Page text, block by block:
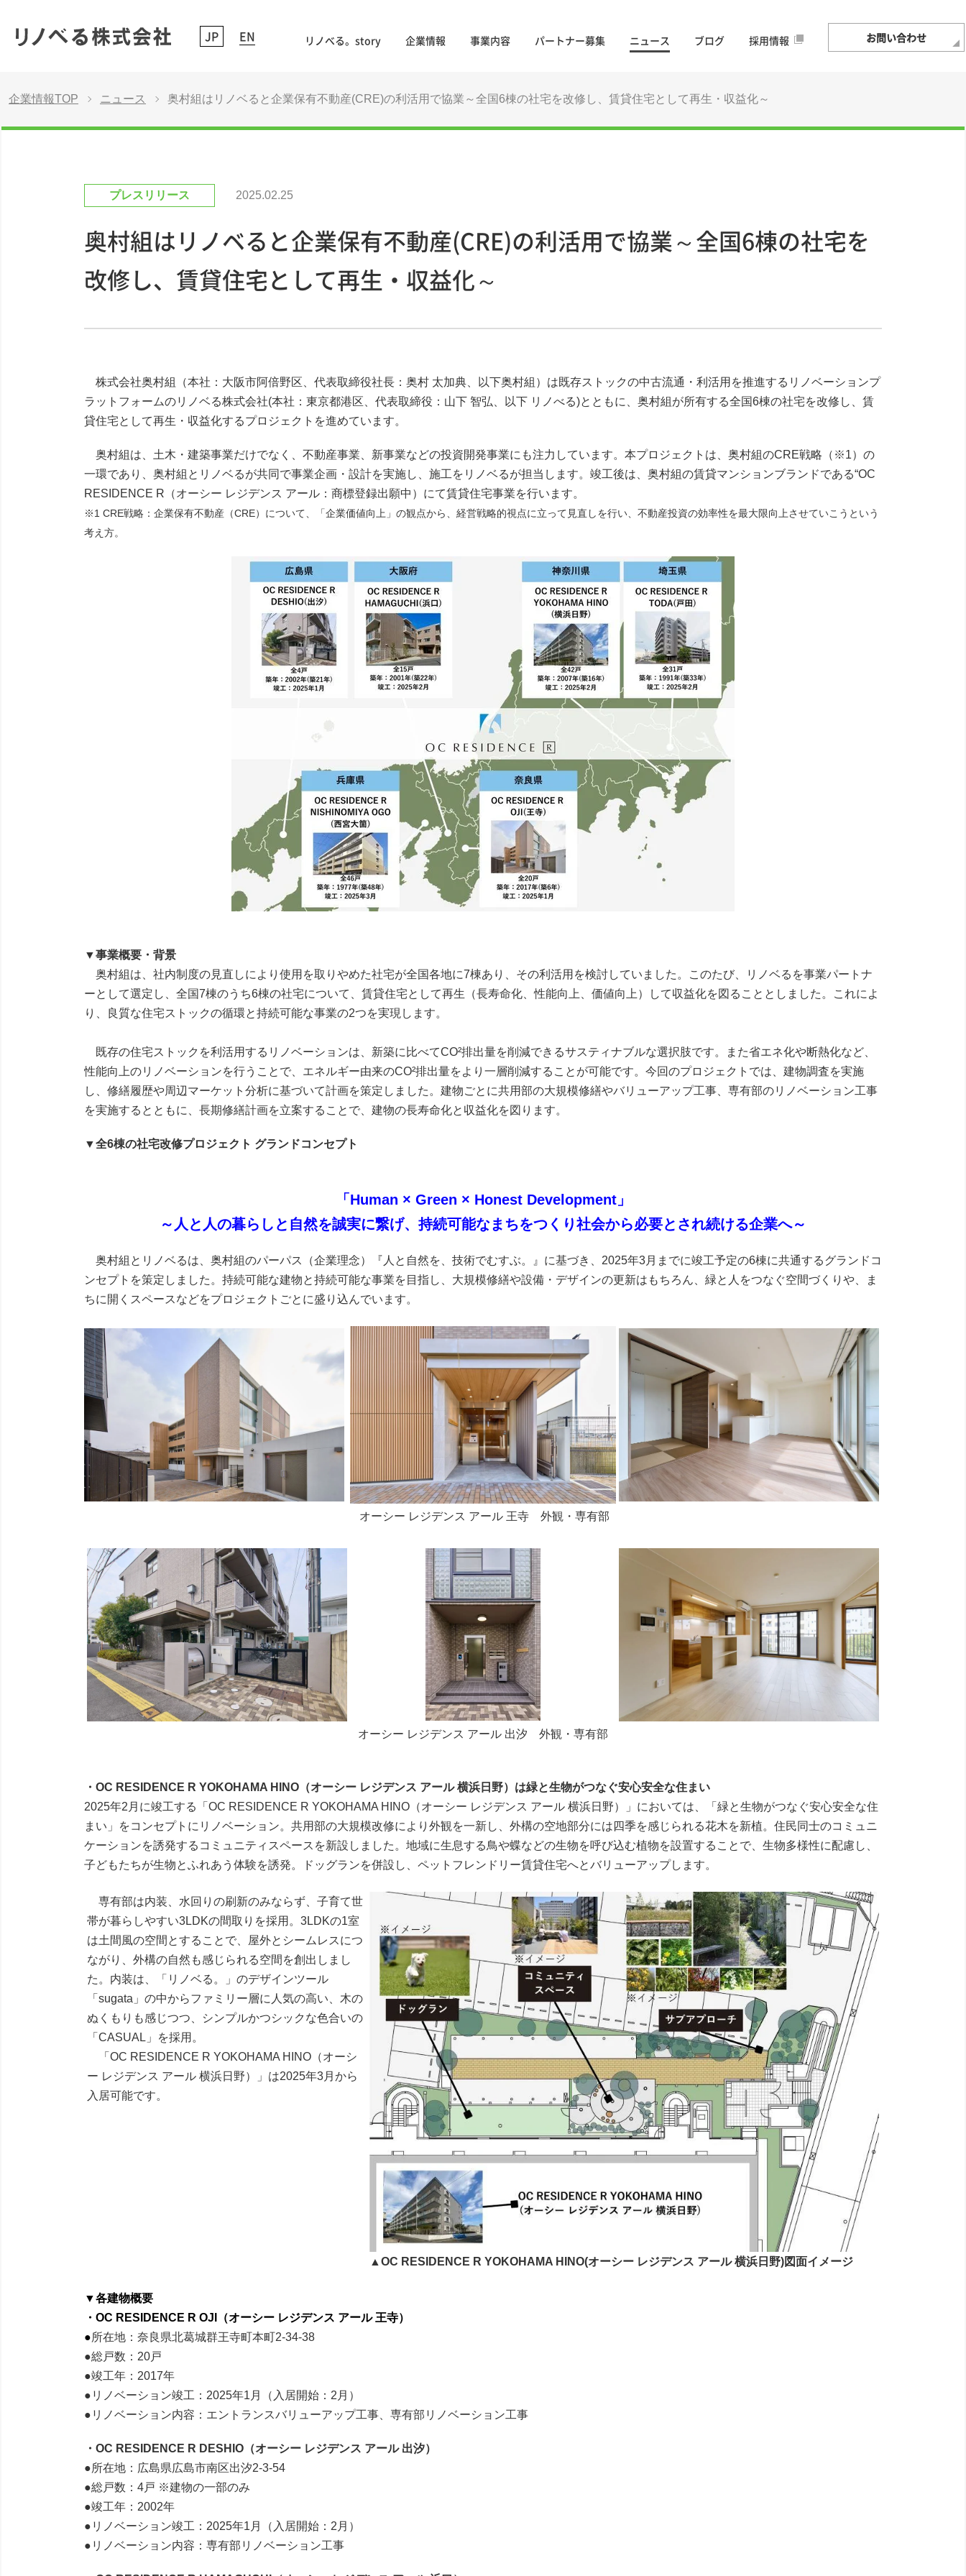
JP EN リノべる。story 企業情報 事業内容 パートナー募集 ニュース ブログ 採用情報 お問い合わせ
企業情報TOP ニュース 奥村組はリノベると企業保有不動産(CRE)の利活用で協業～全国6棟の社宅を改修し、賃貸住宅として再生・収益化～
プレスリリース 2025.02.25
奥村組はリノベると企業保有不動産(CRE)の利活用で協業～全国6棟の社宅を
改修し、賃貸住宅として再生・収益化～
株式会社奥村組（本社：大阪市阿倍野区、代表取締役社長：奥村 太加典、以下奥村組）は既存ストックの中古流通・利活用を推進するリノベーションプ
ラットフォームのリノベる株式会社(本社：東京都港区、代表取締役：山下 智弘、以下 リノべる)とともに、奥村組が所有する全国6棟の社宅を改修し、賃
貸住宅として再生・収益化するプロジェクトを進めています。
奥村組は、土木・建築事業だけでなく、不動産事業、新事業などの投資開発事業にも注力しています。本プロジェクトは、奥村組のCRE戦略（※1）の
一環であり、奥村組とリノベるが共同で事業企画・設計を実施し、施工をリノベるが担当します。竣工後は、奥村組の賃貸マンションブランドである“OC
RESIDENCE R（オーシー レジデンス アール：商標登録出願中）にて賃貸住宅事業を行います。
※1 CRE戦略：企業保有不動産（CRE）について、「企業価値向上」の観点から、経営戦略的視点に立って見直しを行い、不動産投資の効率性を最大限向上させていこうという
考え方。
▼事業概要・背景
奥村組は、社内制度の見直しにより使用を取りやめた社宅が全国各地に7棟あり、その利活用を検討していました。このたび、リノベるを事業パートナ
ーとして選定し、全国7棟のうち6棟の社宅について、賃貸住宅として再生（長寿命化、性能向上、価値向上）して収益化を図ることとしました。これによ
り、良質な住宅ストックの循環と持続可能な事業の2つを実現します。
既存の住宅ストックを利活用するリノベーションは、新築に比べてCO²排出量を削減できるサスティナブルな選択肢です。また省エネ化や断熱化など、
性能向上のリノベーションを行うことで、エネルギー由来のCO²排出量をより一層削減することが可能です。今回のプロジェクトでは、建物調査を実施
し、修繕履歴や周辺マーケット分析に基づいて計画を策定しました。建物ごとに共用部の大規模修繕やバリューアップ工事、専有部のリノベーション工事
を実施するとともに、長期修繕計画を立案することで、建物の長寿命化と収益化を図ります。
▼全6棟の社宅改修プロジェクト グランドコンセプト
「Human × Green × Honest Development」
～人と人の暮らしと自然を誠実に繋げ、持続可能なまちをつくり社会から必要とされ続ける企業へ～
奥村組とリノベるは、奥村組のパーパス（企業理念）『人と自然を、技術でむすぶ。』に基づき、2025年3月までに竣工予定の6棟に共通するグランドコ
ンセプトを策定しました。持続可能な建物と持続可能な事業を目指し、大規模修繕や設備・デザインの更新はもちろん、緑と人をつなぐ空間づくりや、ま
ちに開くスペースなどをプロジェクトごとに盛り込んでいます。
オーシー レジデンス アール 王寺 外観・専有部
オーシー レジデンス アール 出汐 外観・専有部
・OC RESIDENCE R YOKOHAMA HINO（オーシー レジデンス アール 横浜日野）は緑と生物がつなぐ安心安全な住まい
2025年2月に竣工する「OC RESIDENCE R YOKOHAMA HINO（オーシー レジデンス アール 横浜日野）」においては、「緑と生物がつなぐ安心安全な住
まい」をコンセプトにリノベーション。共用部の大規模改修により外観を一新し、外構の空地部分には四季を感じられる花木を新植。住民同士のコミュニ
ケーションを誘発するコミュニティスペースを新設しました。地域に生息する鳥や蝶などの生物を呼び込む植物を設置することで、生物多様性に配慮し、
子どもたちが生物とふれあう体験を誘発。ドッグランを併設し、ペットフレンドリー賃貸住宅へとバリューアップします。
専有部は内装、水回りの刷新のみならず、子育て世
帯が暮らしやすい3LDKの間取りを採用。3LDKの1室
は土間風の空間とすることで、屋外とシームレスにつ
ながり、外構の自然も感じられる空間を創出しまし
た。内装は、「リノベる。」のデザインツール
「sugata」の中からファミリー層に人気の高い、木の
ぬくもりも感じつつ、シンプルかつシックな色合いの
「CASUAL」を採用。
「OC RESIDENCE R YOKOHAMA HINO（オーシ
ー レジデンス アール 横浜日野）」は2025年3月から
入居可能です。
▲OC RESIDENCE R YOKOHAMA HINO(オーシー レジデンス アール 横浜日野)図面イメージ
▼各建物概要
・OC RESIDENCE R OJI（オーシー レジデンス アール 王寺）
●所在地：奈良県北葛城群王寺町本町2‐34‐38
●総戸数：20戸
●竣工年：2017年
●リノベーション竣工：2025年1月（入居開始：2月）
●リノベーション内容：エントランスバリューアップ工事、専有部リノベーション工事
・OC RESIDENCE R DESHIO（オーシー レジデンス アール 出汐）
●所在地：広島県広島市南区出汐2‐3‐54
●総戸数：4戸 ※建物の一部のみ
●竣工年：2002年
●リノベーション竣工：2025年1月（入居開始：2月）
●リノベーション内容：専有部リノベーション工事